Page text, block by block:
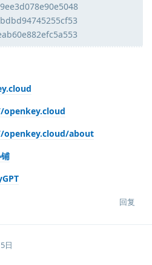
openkey.cloud/about
回复
日